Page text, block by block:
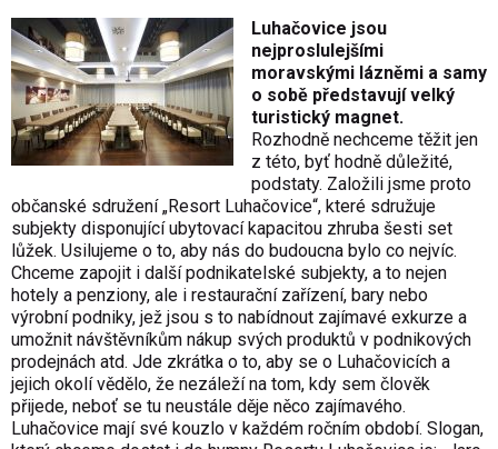
Luhačovice jsou
nejproslulejšími
moravskými lázněmi a samy
o sobě představují velký
turistický magnet.
Rozhodně nechceme těžit jen
z této, byť hodně důležité,
podstaty. Založili jsme proto
občanské sdružení „Resort Luhačovice“, které sdružuje
subjekty disponující ubytovací kapacitou zhruba šesti set
lůžek. Usilujeme o to, aby nás do budoucna bylo co nejvíc.
Chceme zapojit i další podnikatelské subjekty, a to nejen
hotely a penziony, ale i restaurační zařízení, bary nebo
výrobní podniky, jež jsou s to nabídnout zajímavé exkurze a
umožnit návštěvníkům nákup svých produktů v podnikových
prodejnách atd. Jde zkrátka o to, aby se o Luhačovicích a
jejich okolí vědělo, že nezáleží na tom, kdy sem člověk
přijede, neboť se tu neustále děje něco zajímavého.
Luhačovice mají své kouzlo v každém ročním období. Slogan,